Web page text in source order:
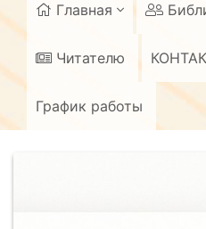
Главная
Читателю
График работы